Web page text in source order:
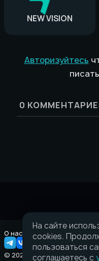
NEW VISION
Авторизуйтесь
0
О нас Правовая информация
© 2026 Taverna.gg
На сайте
cookies.
пользоваться
соглашаетесь с